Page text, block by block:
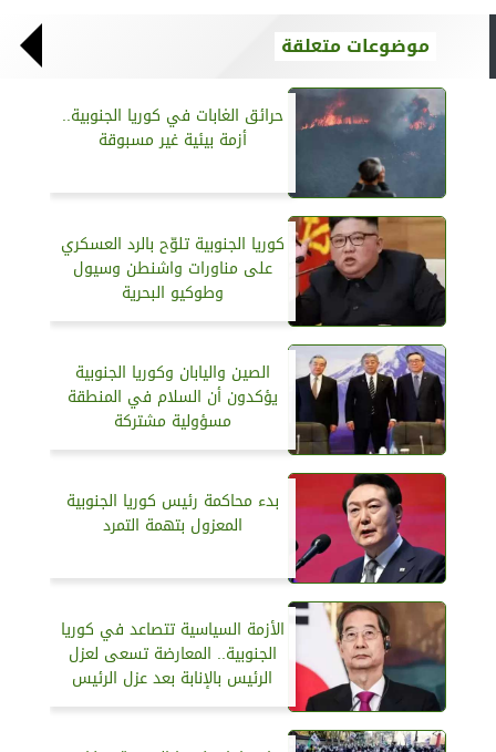
موضوعات متعلقة
حرائق الغابات في كوريا الجنوبية..
أزمة بيئية غير مسبوقة
كوريا الجنوبية تلوّح بالرد العسكري
على مناورات واشنطن وسيول
وطوكيو البحرية
الصين واليابان وكوريا الجنوبية
يؤكدون أن السلام في المنطقة
مسؤولية مشتركة
بدء محاكمة رئيس كوريا الجنوبية
المعزول بتهمة التمرد
الأزمة السياسية تتصاعد في كوريا
الجنوبية.. المعارضة تسعى لعزل
الرئيس بالإنابة بعد عزل الرئيس